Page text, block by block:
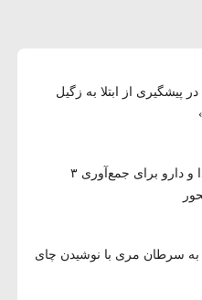
پیشگیری از ابتلا به زگیل
دستور سازمان غذا و دارو برای جمع‌آوری ۳
به سرطان مری با نوشیدن چای